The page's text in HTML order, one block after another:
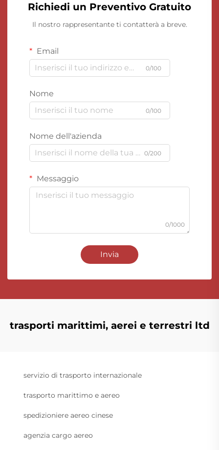
Richiedi un Preventivo Gratuito
Il nostro rappresentante ti contatterà a breve.
Email
0/100
Nome
0/100
Nome dell'azienda
0/200
Messaggio
0/1000
Invia
trasporti marittimi, aerei e terrestri ltd
servizio di trasporto internazionale
trasporto marittimo e aereo
spedizioniere aereo cinese
agenzia cargo aereo